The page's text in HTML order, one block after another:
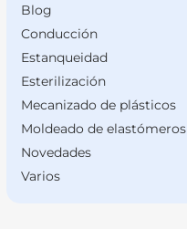
Blog
Conducción
Estanqueidad
Esterilización
Mecanizado de plásticos
Moldeado de elastómeros
Novedades
Varios